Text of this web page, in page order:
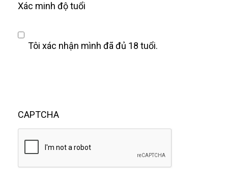
Xác minh độ tuổi
Tôi xác nhận mình đã đủ 18 tuổi.
CAPTCHA